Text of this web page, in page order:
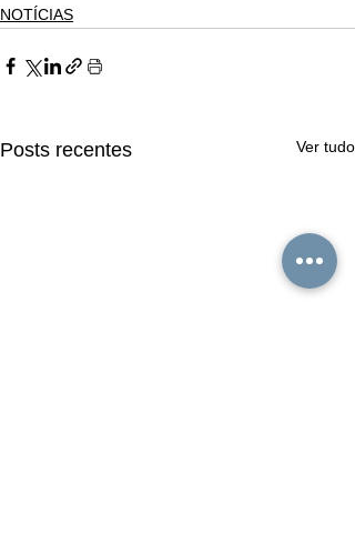
NOTÍCIAS
Posts recentes Ver tudo